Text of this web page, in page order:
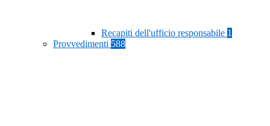
Recapiti dell'ufficio responsabile 1
Provvedimenti 588